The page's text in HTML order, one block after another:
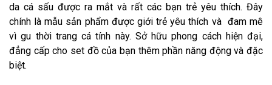
da cá sấu được ra mắt và rất các bạn trẻ yêu thích. Đây
chính là mẫu sản phẩm được giới trẻ yêu thích và đam mê
vì gu thời trang cá tính này. Sở hữu phong cách hiện đại,
đẳng cấp cho set đồ của bạn thêm phần năng động và đặc
biệt.